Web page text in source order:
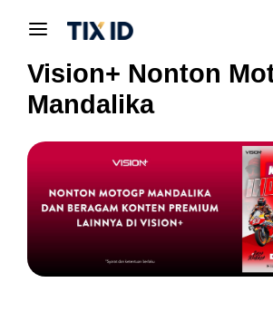
Vision+ Nonton
Mandalika